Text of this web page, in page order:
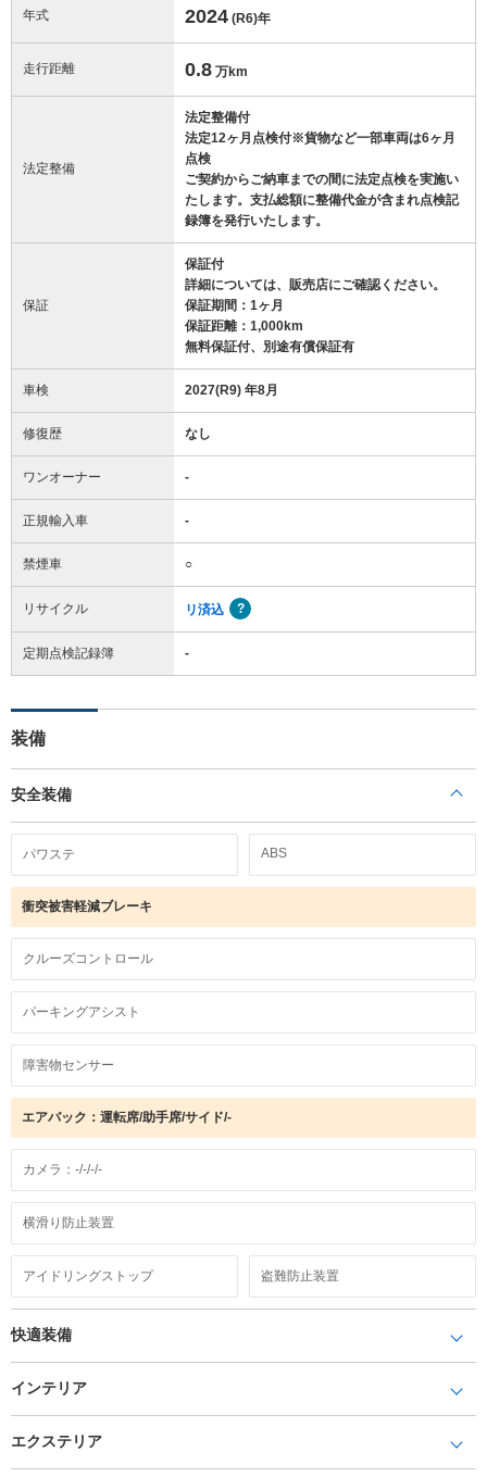
年式 2024 (R6)年
走行距離 0.8 万km
法定整備
法定整備付
法定12ヶ月点検付※貨物など一部車両は6ヶ月
点検
ご契約からご納車までの間に法定点検を実施い
たします。支払総額に整備代金が含まれ点検記
録簿を発行いたします。
保証
保証付
詳細については、販売店にご確認ください。
保証期間：1ヶ月
保証距離：1,000km
無料保証付、別途有償保証有
車検 2027(R9) 年8月
修復歴 なし
ワンオーナー -
正規輸入車 -
禁煙車 ○
リサイクル リ済込
定期点検記録簿 -
装備
安全装備
パワステ ABS
衝突被害軽減ブレーキ
クルーズコントロール
パーキングアシスト
障害物センサー
エアバック：運転席/助手席/サイド/-
カメラ：-/-/-/-
横滑り防止装置
アイドリングストップ 盗難防止装置
快適装備
インテリア
エクステリア